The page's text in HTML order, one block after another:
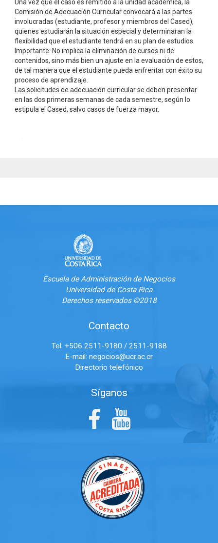
Una vez que el caso es remitido a la unidad académica, la
Comisión de Adecuación Curricular convocará a las partes
involucradas (estudiante, profesor y miembros del Cased),
quienes estudiarán la situación especial y determinaran la
flexibilidad que el estudiante tendrá en su plan de estudios.
Importante: No implica la eliminación de cursos ni de
contenidos, sino más bien un ajuste en la evaluación de estos,
de tal manera que el estudiante pueda enfrentar con éxito su
proceso de aprendizaje.
Las solicitudes de adecuación curricular se deben presentar
en las dos primeras semanas de cada semestre, según lo
estipula el Cased, salvo casos de fuerza mayor.
Escuela de Administración de Negocios
Universidad de Costa Rica
Derechos reservados ©2018
Contacto
Tel. +506 2511-9180 / 2511-9188
E-mail: negocios@ucr.ac.cr
Directorio telefónico
Síganos